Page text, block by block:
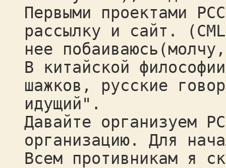
Первыми проектами
рассылку и сайт.
нее
В китайской
шажков, русские
идущий".
Давайте организуем
организацию. Для
Всем противникам я